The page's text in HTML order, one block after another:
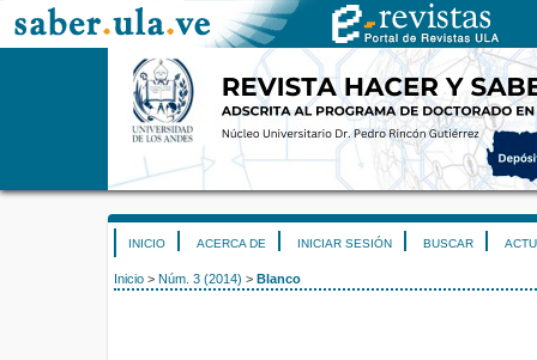
INICIO ACERCA DE INICIAR SESIÓN BUSCAR
Inicio > Núm. 3 (2014) > Blanco